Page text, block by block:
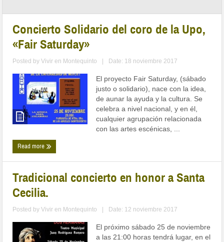
Concierto Solidario del coro de la Upo,
«Fair Saturday»
Posted byVivir en Montequinto Date: 18 noviembre 2017
El proyecto Fair Saturday, (sábado
justo o solidario), nace con la idea,
de aunar la ayuda y la cultura. Se
celebra a nivel nacional, y en él,
cualquier agrupación relacionada
con las artes escénicas, ...
Read more
Tradicional concierto en honor a Santa
Cecilia.
Posted byVivir en Montequinto Date: 12 noviembre 2017
El próximo sábado 25 de noviembre
a las 21:00 horas tendrá lugar, en el